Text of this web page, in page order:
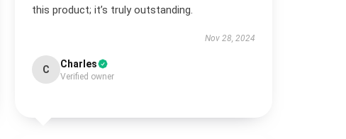
this product; it’s truly outstanding.
Nov 28, 2024
C Charles
Verified owner